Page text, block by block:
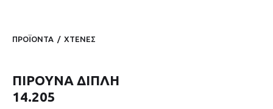
ΠΡΟΪΟΝΤΑ / ΧΤΕΝΕΣ
ΠΙΡΟΥΝΑ ΔΙΠΛΗ
14.205